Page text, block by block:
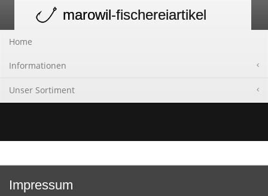
navigation
marowil-fischereiartikel
Home
Informationen
Unser Sortiment
Impressum